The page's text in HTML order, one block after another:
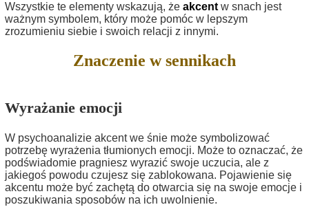
Wszystkie te elementy wskazują, że akcent w snach jest
ważnym symbolem, który może pomóc w lepszym
zrozumieniu siebie i swoich relacji z innymi.
Znaczenie w sennikach
Wyrażanie emocji
W psychoanalizie akcent we śnie może symbolizować
potrzebę wyrażenia tłumionych emocji. Może to oznaczać, że
podświadomie pragniesz wyrazić swoje uczucia, ale z
jakiegoś powodu czujesz się zablokowana. Pojawienie się
akcentu może być zachętą do otwarcia się na swoje emocje i
poszukiwania sposobów na ich uwolnienie.